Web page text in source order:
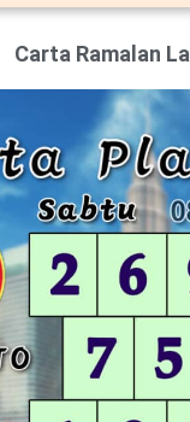
Carta Ramalan